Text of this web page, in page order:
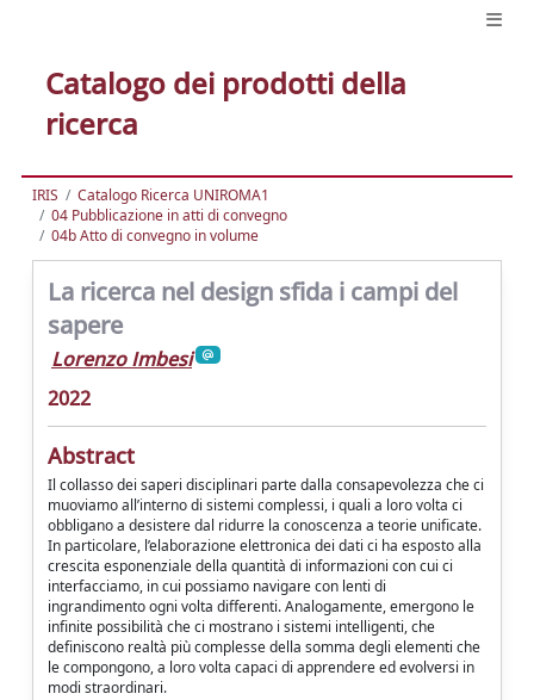
Catalogo dei prodotti della
ricerca
IRIS
Catalogo Ricerca UNIROMA1
04 Pubblicazione in atti di convegno
04b Atto di convegno in volume
La ricerca nel design sfida i campi del
sapere
Lorenzo Imbesi
2022
Abstract
Il collasso dei saperi disciplinari parte dalla consapevolezza che ci
muoviamo all’interno di sistemi complessi, i quali a loro volta ci
obbligano a desistere dal ridurre la conoscenza a teorie unificate.
In particolare, l’elaborazione elettronica dei dati ci ha esposto alla
crescita esponenziale della quantità di informazioni con cui ci
interfacciamo, in cui possiamo navigare con lenti di
ingrandimento ogni volta differenti. Analogamente, emergono le
infinite possibilità che ci mostrano i sistemi intelligenti, che
definiscono realtà più complesse della somma degli elementi che
le compongono, a loro volta capaci di apprendere ed evolversi in
modi straordinari.